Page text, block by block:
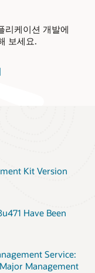
리케이션 개발에
보세요.
Kit Version
Have Been
Service:
Management